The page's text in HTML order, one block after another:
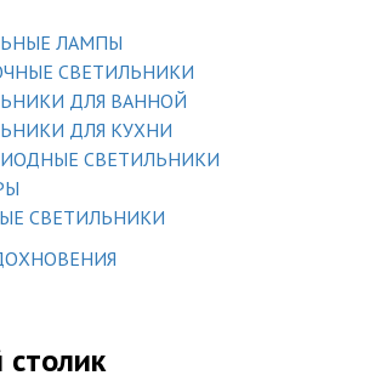
ЛАМПЫ
СВЕТИЛЬНИКИ
ДЛЯ ВАННОЙ
ДЛЯ КУХНИ
СВЕТИЛЬНИКИ
СВЕТИЛЬНИКИ